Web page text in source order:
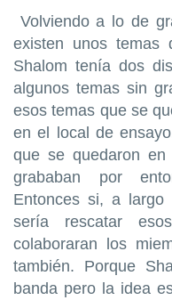
Volviendo a lo de
existen unos temas
Shalom tenía dos
algunos temas sin
esos temas que se
en el local de
que se quedaron
grababan por
Entonces si, a largo
sería rescatar
colaboraran los
también. Porque
banda pero la idea